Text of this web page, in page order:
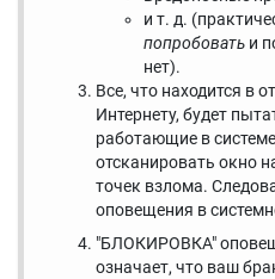
и т. д.
попробовать и
нет).
Все, что находится в
Интернету, будет
работающие в
отсканировать окно
точек взлома.
оповещения в
"БЛОКИРОВКА"
означает, что ваш